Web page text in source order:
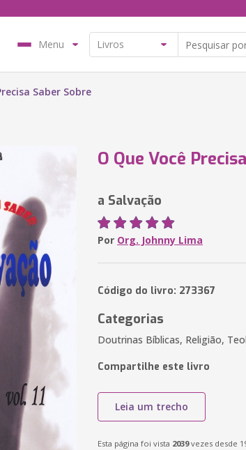
Menu
Saber Sobre
O Que Você
a Salvação
Por Org. Johnny Lima
Código do livro: 273367
Categorias
Doutrinas Bíblicas, Religião,
Compartilhe este livro
Leia um trecho
Esta página foi vista 2039vezes desde